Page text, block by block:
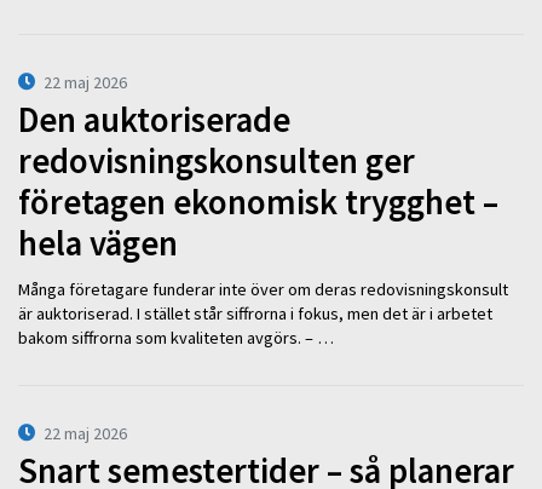
22 maj 2026
Den auktoriserade
redovisningskonsulten ger
företagen ekonomisk trygghet –
hela vägen
Många företagare funderar inte över om deras redovisningskonsult
är auktoriserad. I stället står siffrorna i fokus, men det är i arbetet
bakom siffrorna som kvaliteten avgörs. – …
22 maj 2026
Snart semestertider – så planerar